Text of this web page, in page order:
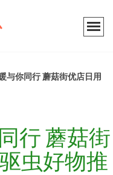
与你同行 蘑菇街优店日用
行 蘑菇街
虫好物推